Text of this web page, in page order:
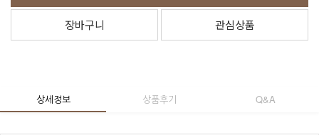
장바구니 관심상품
상세정보 상품후기 Q&A